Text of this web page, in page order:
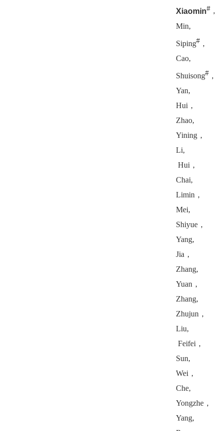
Xiaomin# ，
Min,
Siping# ，
Cao,
Shuisong# ，
Yan,
Hui ，
Zhao,
Yining ，
Li,
Hui ，
Chai,
Limin ，
Mei,
Shiyue ，
Yang,
Jia ，
Zhang,
Yuan ，
Zhang,
Zhujun ，
Liu,
Feifei ，
Sun,
Wei ，
Che,
Yongzhe ，
Yang,